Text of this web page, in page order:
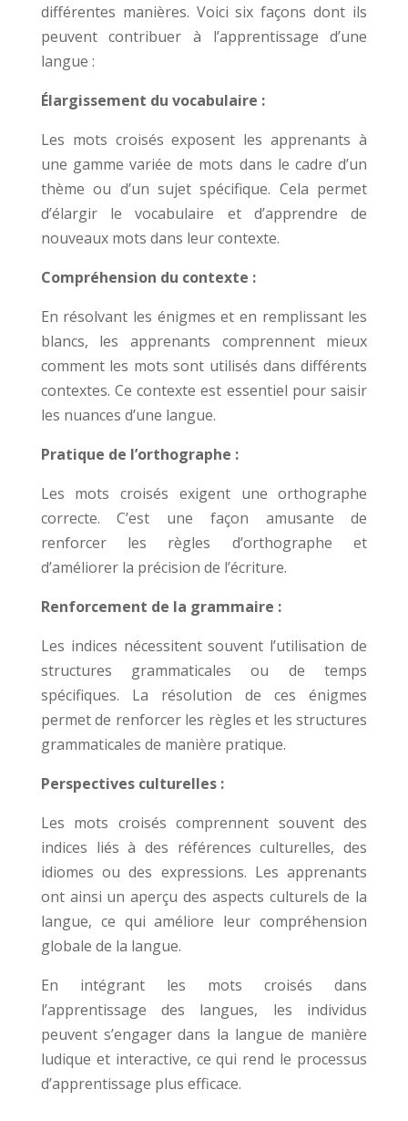
différentes manières. Voici six façons dont ils
peuvent contribuer à l’apprentissage d’une
langue :
Élargissement du vocabulaire :
Les mots croisés exposent les apprenants à
une gamme variée de mots dans le cadre d’un
thème ou d’un sujet spécifique. Cela permet
d’élargir le vocabulaire et d’apprendre de
nouveaux mots dans leur contexte.
Compréhension du contexte :
En résolvant les énigmes et en remplissant les
blancs, les apprenants comprennent mieux
comment les mots sont utilisés dans différents
contextes. Ce contexte est essentiel pour saisir
les nuances d’une langue.
Pratique de l’orthographe :
Les mots croisés exigent une orthographe
correcte. C’est une façon amusante de
renforcer les règles d’orthographe et
d’améliorer la précision de l’écriture.
Renforcement de la grammaire :
Les indices nécessitent souvent l’utilisation de
structures grammaticales ou de temps
spécifiques. La résolution de ces énigmes
permet de renforcer les règles et les structures
grammaticales de manière pratique.
Perspectives culturelles :
Les mots croisés comprennent souvent des
indices liés à des références culturelles, des
idiomes ou des expressions. Les apprenants
ont ainsi un aperçu des aspects culturels de la
langue, ce qui améliore leur compréhension
globale de la langue.
En intégrant les mots croisés dans
l’apprentissage des langues, les individus
peuvent s’engager dans la langue de manière
ludique et interactive, ce qui rend le processus
d’apprentissage plus efficace.